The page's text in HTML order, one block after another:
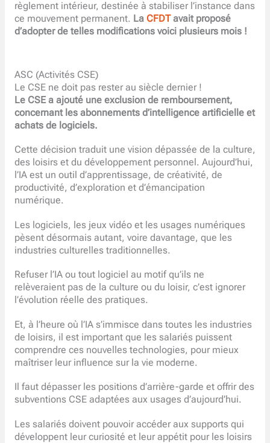
règlement intérieur, destinée à stabiliser l’instance dans
ce mouvement permanent. La CFDTavait proposé
d’adopter de telles modifications voici plusieurs mois !
ASC (Activités CSE)
Le CSE ne doit pas rester au siècle dernier !
Le CSE a ajouté une exclusion de remboursement,
concernant les abonnements d’intelligence artificielle et
achats de logiciels.
Cette décision traduit une vision dépassée de la culture,
des loisirs et du développement personnel. Aujourd’hui,
l’IA est un outil d’apprentissage, de créativité, de
productivité, d’exploration et d’émancipation
numérique.
Les logiciels, les jeux vidéo et les usages numériques
pèsent désormais autant, voire davantage, que les
industries culturelles traditionnelles.
Refuser l’IA ou tout logiciel au motif qu’ils ne
relèveraient pas de la culture ou du loisir, c’est ignorer
l’évolution réelle des pratiques.
Et, à l’heure où l’IA s’immisce dans toutes les industries
de loisirs, il est important que les salariés puissent
comprendre ces nouvelles technologies, pour mieux
maîtriser leur influence sur la vie moderne.
Il faut dépasser les positions d’arrière-garde et offrir des
subventions CSE adaptées aux usages d’aujourd’hui.
Les salariés doivent pouvoir accéder aux supports qui
développent leur curiosité et leur appétit pour les loisirs